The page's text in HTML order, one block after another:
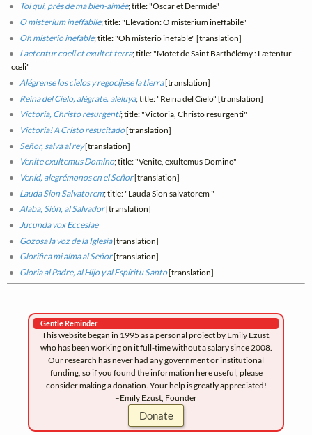
Toi qui, près de ma bien-aimée; title: "Oscar et Dermide"
O misterium ineffabile; title: "Elévation: O misterium ineffabile"
Oh misterio inefable; title: "Oh misterio inefable" [translation]
Laetentur coeli et exultet terra; title: "Motet de Saint Barthélémy : Lætentur
cœli"
Alégrense los cielos y regocíjese la tierra[translation]
Reina del Cielo, alégrate, aleluya; title: "Reina del Cielo" [translation]
Victoria, Christo resurgenti; title: "Victoria, Christo resurgenti"
Victoria! A Cristo resucitado[translation]
Señor, salva al rey[translation]
Venite exultemus Domino; title: "Venite, exultemus Domino"
Venid, alegrémonos en el Señor[translation]
Lauda Sion Salvatorem; title: "Lauda Sion salvatorem "
Alaba, Sión, al Salvador[translation]
Jucunda vox Eccesiae
Gozosa la voz de la Iglesia[translation]
Glorifica mi alma al Señor[translation]
Gloria al Padre, al Hijo y al Espíritu Santo[translation]
Gentle Reminder
This website began in 1995 as a personal project by Emily Ezust,
who has been working on it full-time without a salary since 2008.
Our research has never had any government or institutional
funding, so if you found the information here useful, please
consider making a donation. Your help is greatly appreciated!
–Emily Ezust, Founder
Donate